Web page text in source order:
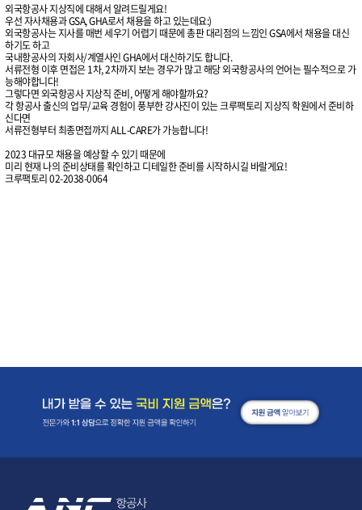
외국항공사 지상직에 대해서 알려드릴게요!
우선 자사채용과 GSA, GHA로서 채용을 하고 있는데요:)
외국항공사는 지사를 매번 세우기 어렵기 때문에 총판 대리점의 느낌인 GSA에서 채용을 대신
하기도 하고
국내항공사의 자회사/계열사인 GHA에서 대신하기도 합니다.
서류전형 이후 면접은 1차, 2차까지 보는 경우가 많고 해당 외국항공사의 언어는 필수적으로 가
능해야합니다!
그렇다면 외국항공사 지상직 준비, 어떻게 해야할까요?
각 항공사 출신의 업무/교육 경험이 풍부한 강사진이 있는 크루팩토리 지상직 학원에서 준비하
신다면
서류전형부터 최종면접까지 ALL-CARE가 가능합니다!
2023 대규모 채용을 예상할 수 있기 때문에
미리 현재 나의 준비상태를 확인하고 디테일한 준비를 시작하시길 바랄게요!
크루팩토리 02-2038-0064